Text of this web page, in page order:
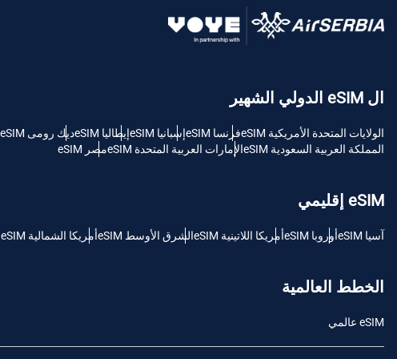
ال eSIM الدولي الشهير
الولايات المتحدة الأمريكية eSIM فرنسا eSIM إسبانيا eSIM إيطاليا eSIM ديك رومى eSIM
المملكة العربية السعودية eSIM
الإمارات العربية المتحدة eSIM مصر eSIM
eSIM إقليمي
آسيا eSIM أوروبا eSIM أمريكا اللاتينية eSIM الشرق الأوسط eSIM أمريكا الشمالية eSIM
الخطط العالمية
eSIM عالمي
Deutsch
JPY - ين ياباني